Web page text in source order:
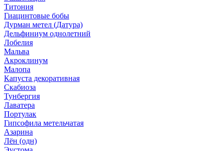
Титония
Гиацинтовые бобы
Дурман метел (Датура)
Дельфиниум однолетний
Лобелия
Мальва
Акроклинум
Малопа
Капуста декоративная
Скабиоза
Тунбергия
Лаватера
Портулак
Гипсофила метельчатая
Азарина
Лён (одн)